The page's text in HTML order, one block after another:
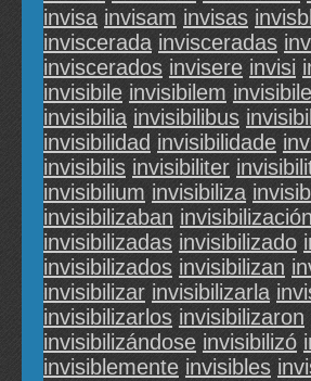
invisa invisam invisas
inviscerada invisceradas
inviscerados invisere invisi
invisibile invisibilem
invisibilia invisibilibus
invisibilidad invisibilidade
invisibilis invisibiliter
invisibilium invisibiliza
invisibilizaban invisibilización
invisibilizadas invisibilizado
invisibilizados invisibilizan
invisibilizar invisibilizarla
invisibilizarlos invisibilizaron
invisibilizándose invisibilizó
invisiblemente invisibles